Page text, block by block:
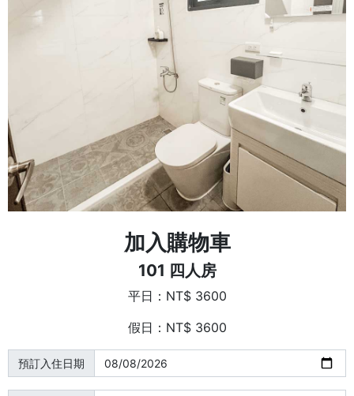
加入購物車
101 四人房
平日：NT$ 3600
假日：NT$ 3600
預訂入住日期